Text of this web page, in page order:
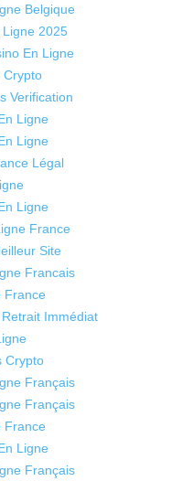
Belgique
2025
En Ligne
Crypto
Verification
Ligne
Ligne
Légal
Ligne
France
Site
Francais
France
Immédiat
Crypto
Français
Français
France
Ligne
Français